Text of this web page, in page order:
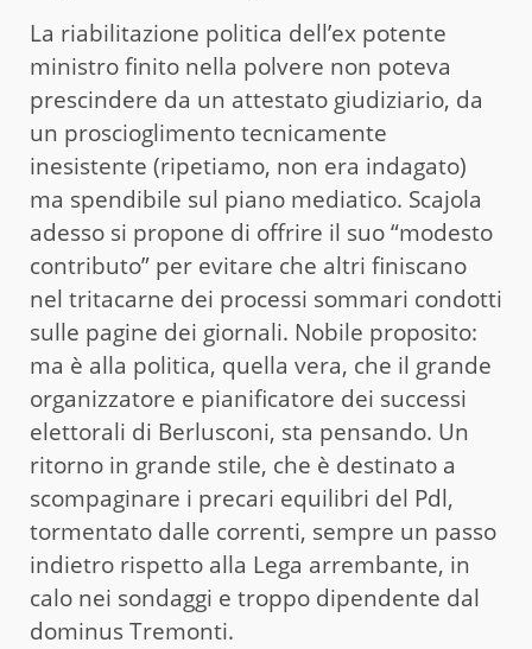
La riabilitazione politica dell’ex potente
ministro finito nella polvere non poteva
prescindere da un attestato giudiziario, da
un proscioglimento tecnicamente
inesistente (ripetiamo, non era indagato)
ma spendibile sul piano mediatico. Scajola
adesso si propone di offrire il suo “modesto
contributo” per evitare che altri finiscano
nel tritacarne dei processi sommari condotti
sulle pagine dei giornali. Nobile proposito:
ma è alla politica, quella vera, che il grande
organizzatore e pianificatore dei successi
elettorali di Berlusconi, sta pensando. Un
ritorno in grande stile, che è destinato a
scompaginare i precari equilibri del Pdl,
tormentato dalle correnti, sempre un passo
indietro rispetto alla Lega arrembante, in
calo nei sondaggi e troppo dipendente dal
dominus Tremonti.